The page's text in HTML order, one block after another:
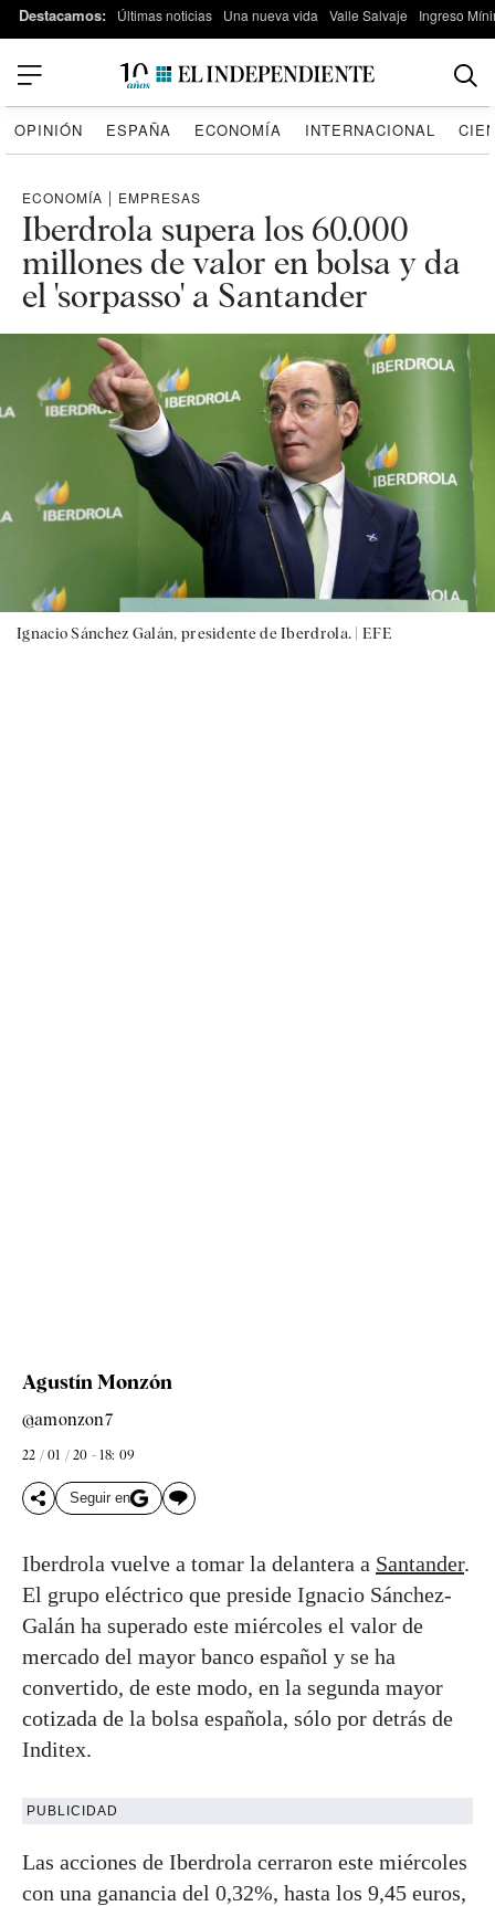
Destacamos: Últimas noticias Una nueva vida Valle Salvaje Ingreso
OPINIÓN ESPAÑA ECONOMÍA INTERNACIONAL
ECONOMÍA | EMPRESAS
Iberdrola supera los 60.000
millones de valor en bolsa y da
el 'sorpasso' a Santander
Ignacio Sánchez Galán, presidente de Iberdrola. | EFE
Agustín Monzón
@amonzon7
22 / 01 / 20 - 18: 09
Seguir en
Iberdrola vuelve a tomar la delantera a Santander.
El grupo eléctrico que preside Ignacio Sánchez-
Galán ha superado este miércoles el valor de
mercado del mayor banco español y se ha
convertido, de este modo, en la segunda mayor
cotizada de la bolsa española, sólo por detrás de
Inditex.
PUBLICIDAD
Las acciones de Iberdrola cerraron este miércoles
con una ganancia del 0,32%, hasta los 9,45 euros,